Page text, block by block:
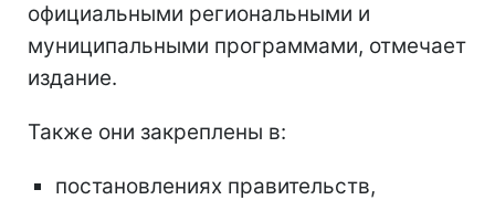
официальными региональными и
муниципальными программами, отмечает
издание.
Также они закреплены в:
постановлениях правительств,